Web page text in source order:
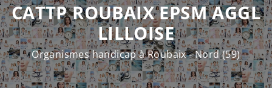
CATTP ROUBAIX EPSM AGGL
LILLOISE
Organismes handicap à Roubaix - Nord (59)